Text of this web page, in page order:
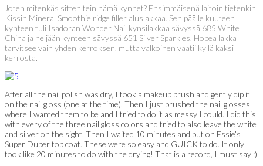
Joten mitenkäs sitten tein nämä kynnet? Ensimmäisenä laitoin tietenkin
Kissin Mineral Smoothie ridge filler aluslakkaa. Sen päälle kuuteen
kynteen tuli Isadoran Wonder Nail kynsilakkaa sävyssä 685 White
China ja neljään kynteen sävyssä 651 Silver Sparkles. Hopea lakka
tarvitsee vain yhden kerroksen, mutta valkoinen vaatii kyllä kaksi
kerrosta.
After all the nail polish was dry, I took a makeup brush and gently dip it
on the nail gloss (one at the time). Then I just brushed the nail glosses
where I wanted them to be and I tried to do it as messy I could. I did this
with every of the three nail gloss colors and tried to also leave the white
and silver on the sight. Then I waited 10 minutes and put on Essie’s
Super Duper top coat. These were so easy and GUICK to do. It only
took like 20 minutes to do with the drying! That is a record, I must say :)